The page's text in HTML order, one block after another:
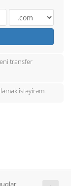
transfer
istəyirəm.